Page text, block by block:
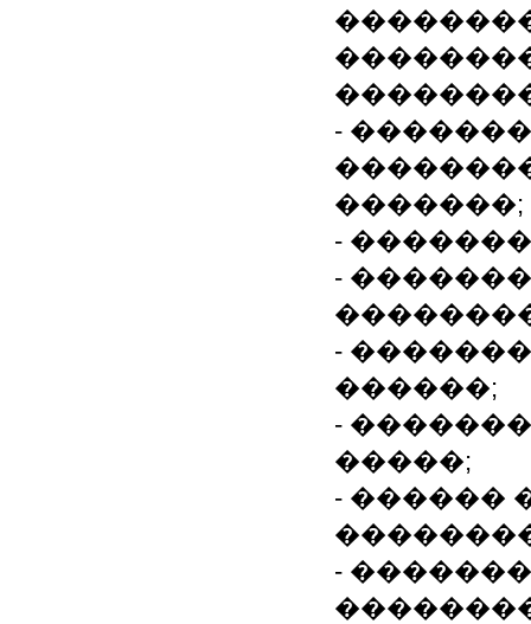
-
�������;
-
-
-
������;
-
�����;
- ������
-